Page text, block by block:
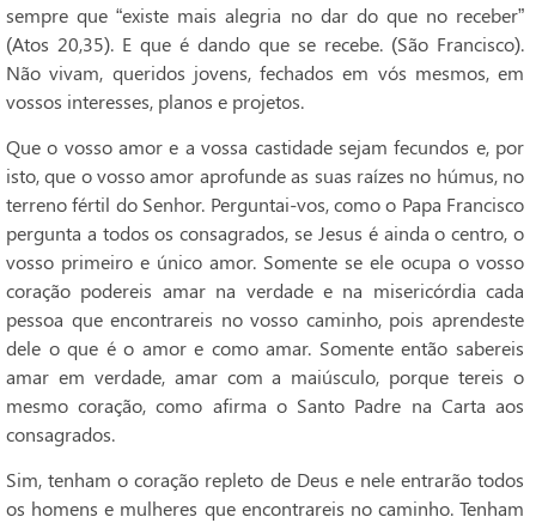
sempre que “existe mais alegria no dar do que no receber”
(Atos 20,35). E que é dando que se recebe. (São Francisco).
Não vivam, queridos jovens, fechados em vós mesmos, em
vossos interesses, planos e projetos.
Que o vosso amor e a vossa castidade sejam fecundos e, por
isto, que o vosso amor aprofunde as suas raízes no húmus, no
terreno fértil do Senhor. Perguntai-vos, como o Papa Francisco
pergunta a todos os consagrados, se Jesus é ainda o centro, o
vosso primeiro e único amor. Somente se ele ocupa o vosso
coração podereis amar na verdade e na misericórdia cada
pessoa que encontrareis no vosso caminho, pois aprendeste
dele o que é o amor e como amar. Somente então sabereis
amar em verdade, amar com a maiúsculo, porque tereis o
mesmo coração, como afirma o Santo Padre na Carta aos
consagrados.
Sim, tenham o coração repleto de Deus e nele entrarão todos
os homens e mulheres que encontrareis no caminho. Tenham